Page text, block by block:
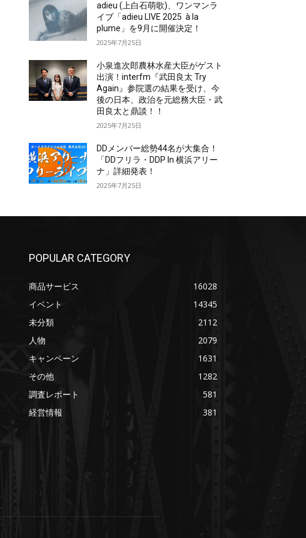
adieu (上白石萌歌)、ワンマンラ
イブ「adieu LIVE 2025 à la
plume」を9月に開催決定！
2025年7月25日
小泉進次郎農林水産大臣がゲスト
出演！interfm『武田良太 Try
Again』参院選の結果を受け、今
後の日本、政治を元総務大臣・武
田良太と鼎談！！
2025年7月25日
DDメンバー総勢44名が大集合！
「DDフリラ・DDP In 横浜アリー
ナ」詳細発表！
2025年7月25日
POPULAR CATEGORY
商品サービス
16028
イベント
14345
未分類
2112
人物
2079
キャンペーン
1631
その他
1282
調査レポート
581
経営情報
381